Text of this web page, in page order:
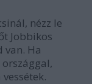
nézz le
Jobbikos
Ha